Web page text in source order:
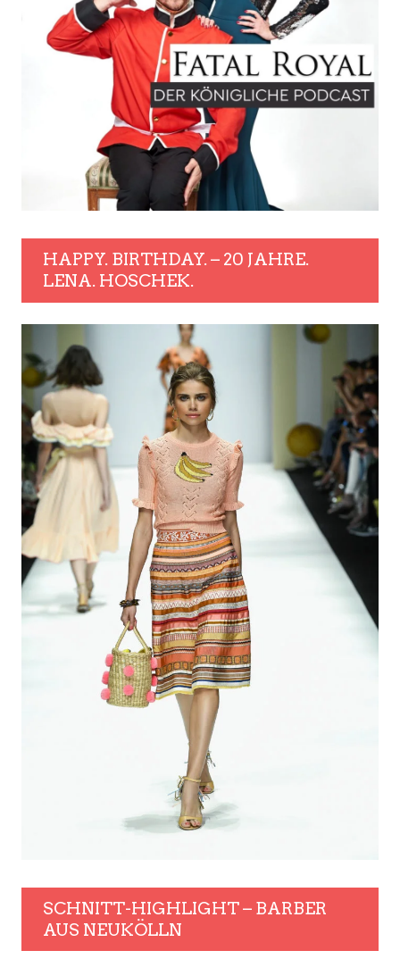
HAPPY. BIRTHDAY. – 20 JAHRE.
LENA. HOSCHEK.
SCHNITT-HIGHLIGHT – BARBER
AUS NEUKÖLLN